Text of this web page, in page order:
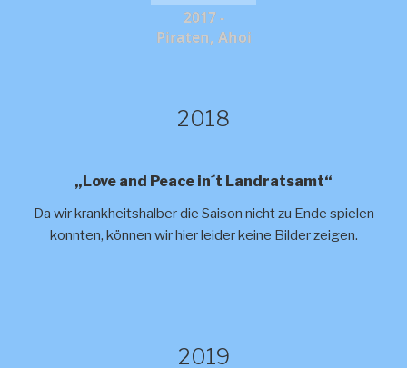
2017 -
Piraten, Ahoi
2018
„Love and Peace in´t Landratsamt“
Da wir krankheitshalber die Saison nicht zu Ende spielen
konnten, können wir hier leider keine Bilder zeigen.
2019